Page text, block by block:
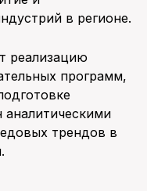
в регионе.
реализацию
программ,
аналитическими
трендов в